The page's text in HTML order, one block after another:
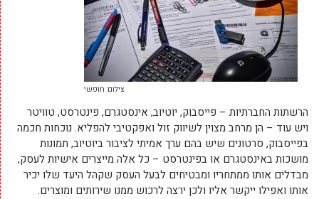
צילום: חופשי
הרשתות החברתיות – פייסבוק, יוטיוב, אינסטגרם, פינטרסט, טוויטר
ויש עוד – הן מרחב מצוין לשיווק זול ואפקטיבי להפליא. נוכחות חכמה
בפייסבוק, סרטונים שיש בהם ערך אמיתי לציבור ביוטיוב, תמונות
מושכות באינסטגרם או בפינטרסט – כל אלה מייצרים אישיות לעסק,
מבדלים אותו ממתחריו ומבטיחים לבעל העסק שקהל היעד שלו יכיר
אותו ואפילו ייקשר אליו ולכן ירצה לרכוש ממנו שירותים ומוצרים.